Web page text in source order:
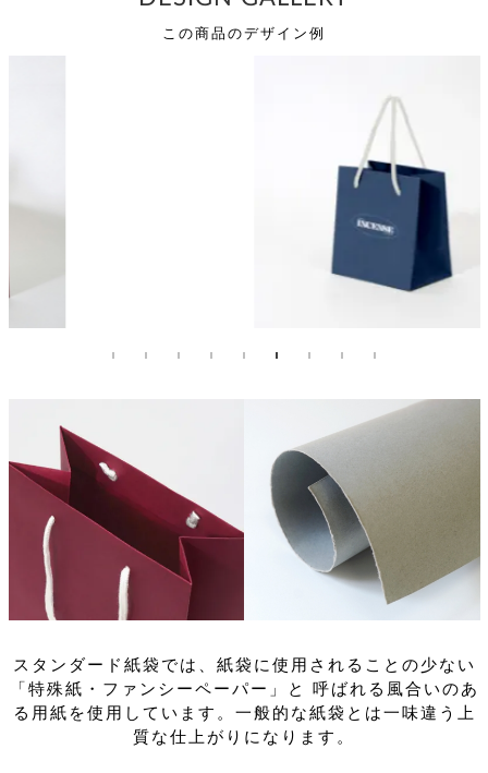
この商品のデザイン例
スタンダード紙袋では、紙袋に使用されることの少ない
「特殊紙・ファンシーペーパー」と 呼ばれる風合いのあ
る用紙を使用しています。一般的な紙袋とは一味違う上
質な仕上がりになります。